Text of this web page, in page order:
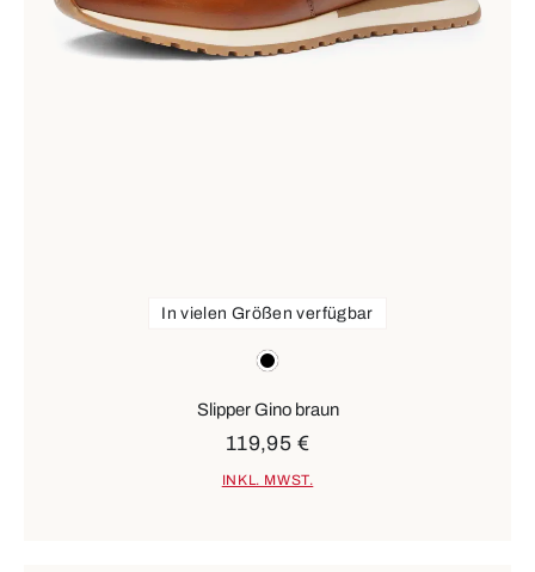
schwarz
In vielen Größen verfügbar
Slipper Gino braun
119,95 €
INKL. MWST.